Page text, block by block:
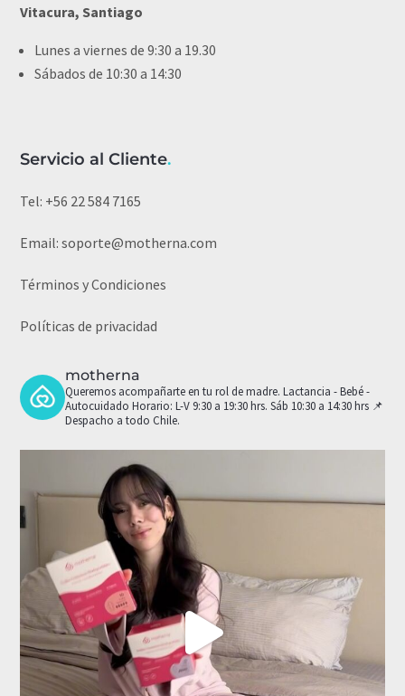
Vitacura, Santiago
Lunes a viernes de 9:30 a 19.30
Sábados de 10:30 a 14:30
Servicio al Cliente.
Tel: +56 22 584 7165
Email:soporte@motherna.com
Términos y Condiciones
Políticas de privacidad
motherna
Queremos acompañarte en tu rol de madre. Lactancia - Bebé -
Autocuidado Horario: L-V 9:30 a 19:30 hrs. Sáb 10:30 a 14:30 hrs 📌
Despacho a todo Chile.